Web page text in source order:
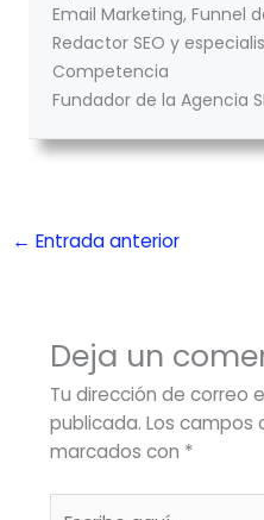
Email Marketing, Funnel
Redactor SEO y
Competencia
Fundador de la Agencia
← Entrada anterior
Deja un
Tu dirección de correo
publicada. Los campos
marcados con *